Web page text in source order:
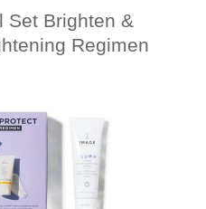
Set Brighten &
Regimen